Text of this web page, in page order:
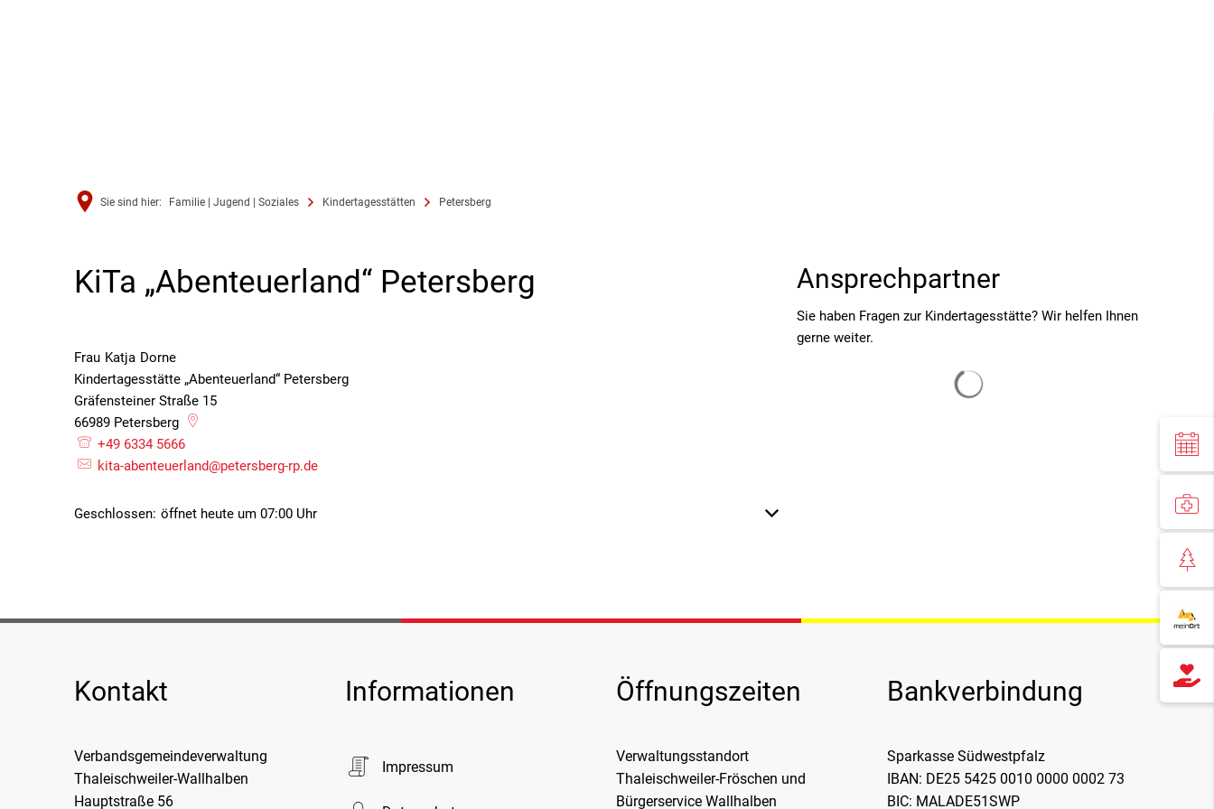
Sie sind hier: Familie | Jugend | Soziales Kindertagesstätten Petersberg
PetersbergKiTa „Abenteuerland“ Petersberg
Frau Katja Dorne
Kindertagesstätte „Abenteuerland“ Petersberg
Gräfensteiner Straße 15
66989 Petersberg
+49 6334 5666
kita-abenteuerland@petersberg-rp.de
Klicken, um weitere Öffnungs- oder Schließzeiten auszublenden
Geschlossen: öffnet heute um 07:00 Uhr
Ansprechpartner
Sie haben Fragen zur Kindertagesstätte? Wir helfen Ihnen
gerne weiter.
Kontakt
Verbandsgemeindeverwaltung
Thaleischweiler-Wallhalben
Hauptstraße 56
Informationen
Impressum
Öffnungszeiten
Verwaltungsstandort
Thaleischweiler-Fröschen und
Bürgerservice Wallhalben
Bankverbindung
Sparkasse Südwestpfalz
IBAN: DE25 5425 0010 0000 0002 73
BIC: MALADE51SWP